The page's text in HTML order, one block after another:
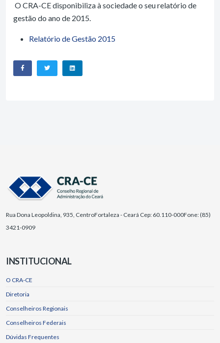
O CRA-CE disponibiliza à sociedade o seu relatório de
gestão do ano de 2015.
Relatório de Gestão 2015
Rua Dona Leopoldina, 935, CentroFortaleza - Ceará Cep: 60.110-000Fone: (85)
3421-0909
INSTITUCIONAL
O CRA-CE
Diretoria
Conselheiros Regionais
Conselheiros Federais
Dúvidas Frequentes